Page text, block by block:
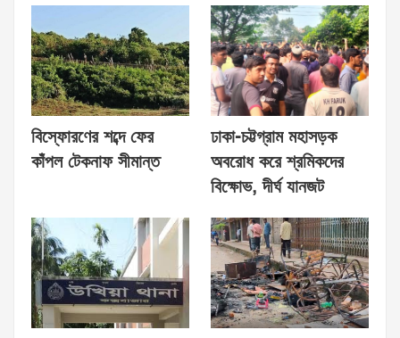
বিস্ফোরণের শব্দে ফের
কাঁপল টেকনাফ সীমান্ত
ঢাকা-চট্টগ্রাম মহাসড়ক
অবরোধ করে শ্রমিকদের
বিক্ষোভ, দীর্ঘ যানজট